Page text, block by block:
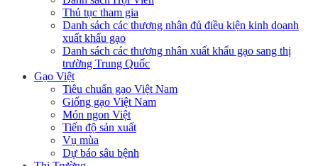
Thủ tục tham gia
Danh sách các thương nhân đủ điều kiện kinh doanh
xuất khẩu gạo
Danh sách các thương nhân xuất khẩu gạo sang thị
trường Trung Quốc
Gạo Việt
Tiêu chuẩn gạo Việt Nam
Giống gạo Việt Nam
Món ngon Việt
Tiến độ sản xuất
Vụ mùa
Dự báo sâu bệnh